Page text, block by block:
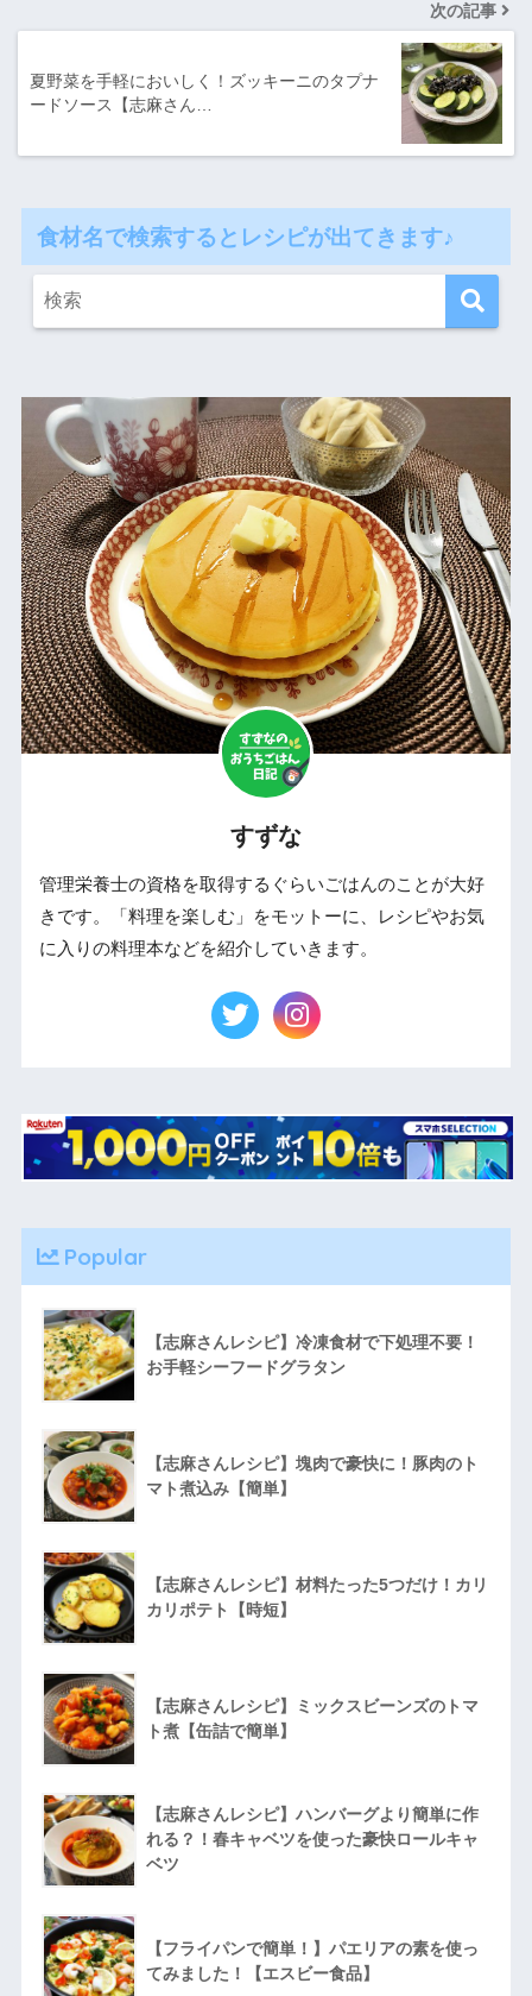
次の記事
夏野菜を手軽においしく！ズッキーニのタプナ
ードソース【志麻さん…
食材名で検索するとレシピが出てきます♪
すずな
管理栄養士の資格を取得するぐらいごはんのことが大好
きです。「料理を楽しむ」をモットーに、レシピやお気
に入りの料理本などを紹介していきます。
Popular
【志麻さんレシピ】冷凍食材で下処理不要！
お手軽シーフードグラタン
【志麻さんレシピ】塊肉で豪快に！豚肉のト
マト煮込み【簡単】
【志麻さんレシピ】材料たった5つだけ！カリ
カリポテト【時短】
【志麻さんレシピ】ミックスビーンズのトマ
ト煮【缶詰で簡単】
【志麻さんレシピ】ハンバーグより簡単に作
れる？！春キャベツを使った豪快ロールキャ
ベツ
【フライパンで簡単！】パエリアの素を使っ
てみました！【エスビー食品】